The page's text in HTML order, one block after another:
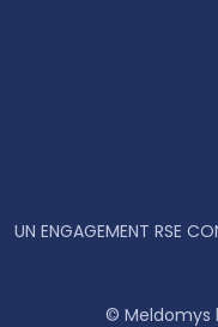
UN ENGAGEMENT RSE
© Meldomys